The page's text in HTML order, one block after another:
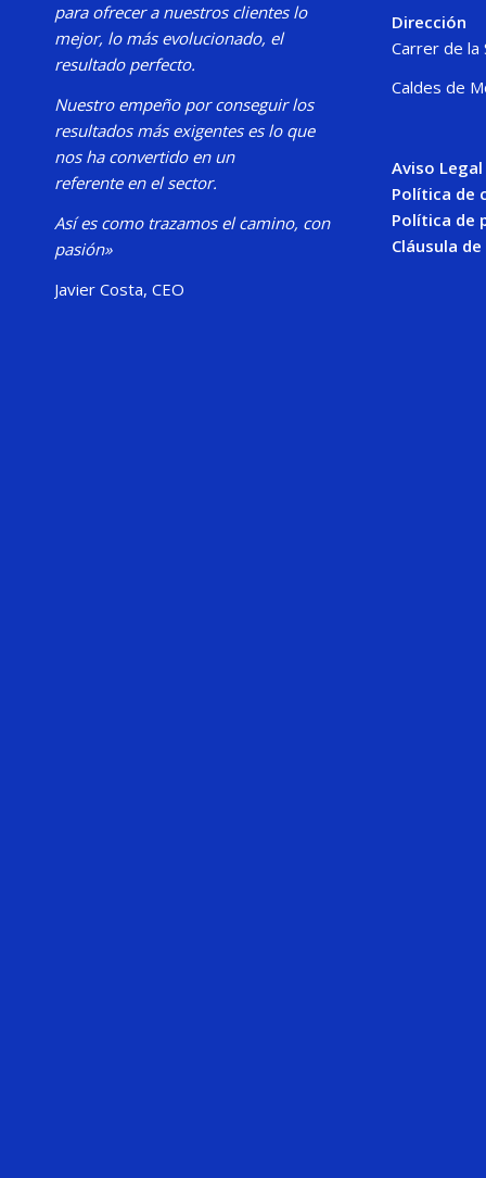
para ofrecer a nuestros clientes lo
mejor, lo más evolucionado, el
resultado perfecto.
Nuestro empeño por conseguir los
resultados más exigentes es lo que
nos ha convertido en un
referente en el sector.
Así es como trazamos el camino, con
pasión»
Javier Costa, CEO
Dirección
Carrer de la
Caldes de
Aviso Legal
Política de
Política de
Cláusula